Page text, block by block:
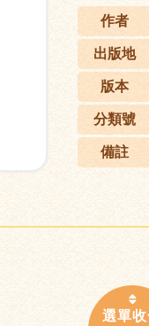
作者
出版地
版本
分類號
備註